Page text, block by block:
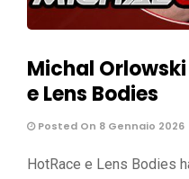
Michal
e Lens Bodies
Posted On 8 Gennaio 2026
HotRace e Lens Bodies